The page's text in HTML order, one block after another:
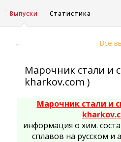
Выпуски Статистика
← Все
Марочник стали и
kharkov.com )
Марочник стали и
информация о хим.
сплавов на русском и